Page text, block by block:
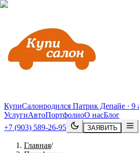
КупиСалонродился Патрик Депайе · 9
УслугиАвтоПортфолиоО насБлог
+7 (903) 589-26-95
ЗАЯВИТЬ
Главная/